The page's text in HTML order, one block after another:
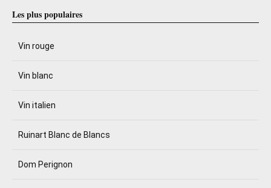
Les plus populaires
Vin rouge
Vin blanc
Vin italien
Ruinart Blanc de Blancs
Dom Perignon